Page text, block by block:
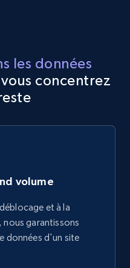
les données
concentrez
volume
et à la
nous garantissons
données d'un site